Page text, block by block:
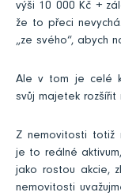
výši 10 000 Kč +
že to přeci
„ze svého“, abych
Ale v tom je celé
svůj majetek rozšířit
Z nemovitosti totiž
je to reálné
jako rostou akcie,
nemovitosti